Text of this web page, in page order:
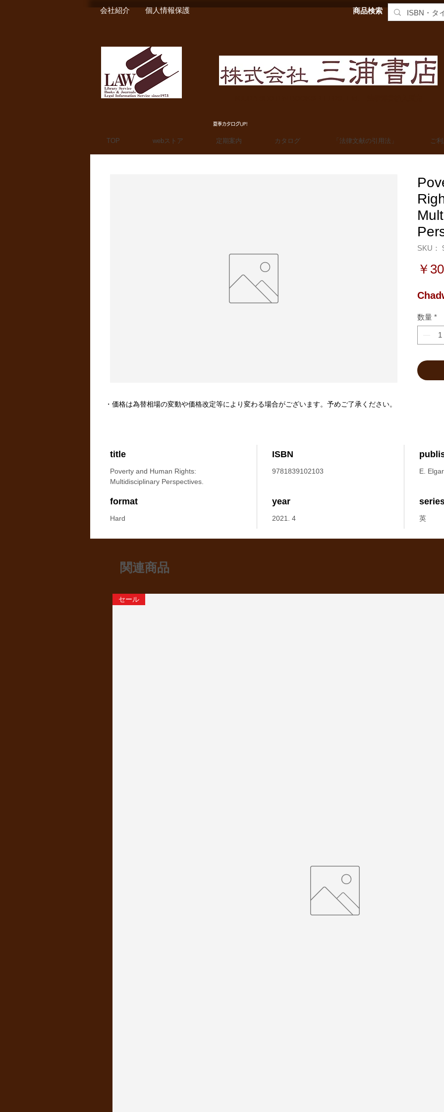
会社紹介 個人情報保護 商品検索
夏季カタログUP!
TOP webストア 定期案内 カタログ 「法律文献の引用法」 ご
SKU：
￥
数量 *
title
Poverty and Human Rights:
Multidisciplinary Perspectives.
ISBN
9781839102103 E. Elgar
format
Hard
year
2021. 4 英
・価格は為替相場の変動や価格改定等により変わる場合がございます。予めご了承ください。
関連商品
セール